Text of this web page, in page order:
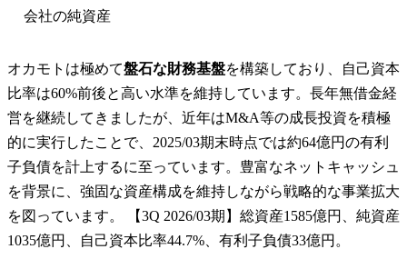
会社の純資産
オカモトは極めて盤石な財務基盤を構築しており、自己資本
比率は60%前後と高い水準を維持しています。長年無借金経
営を継続してきましたが、近年はM&A等の成長投資を積極
的に実行したことで、2025/03期末時点では約64億円の有利
子負債を計上するに至っています。豊富なネットキャッシュ
を背景に、強固な資産構成を維持しながら戦略的な事業拡大
を図っています。 【3Q 2026/03期】総資産1585億円、純資産
1035億円、自己資本比率44.7%、有利子負債33億円。